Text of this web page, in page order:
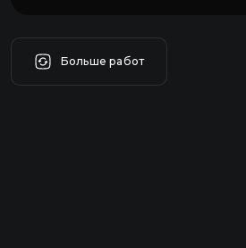
Больше работ